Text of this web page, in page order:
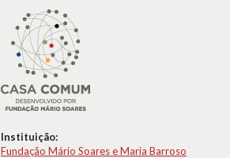
Instituição:
Fundação Mário Soares e Maria Barroso